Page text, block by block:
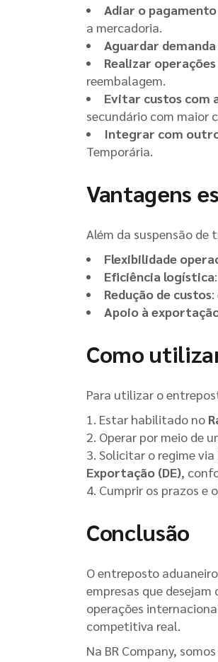
Adiar o
a mercadoria.
Aguardar
Realizar
reembalagem.
Evitar custos com
secundário com maior
Integrar com
Temporária.
Vantagens
Além da suspensão
Flexibilidade
Eficiência logística
Redução de custos
Apoio à
Como
Para utilizar o
Estar habilitado no
Operar por meio de
Solicitar o regime via
Exportação (DE) ,
Cumprir os prazos e
Conclusão
O entreposto
empresas que
operações
competitiva real.
Na BR Company,